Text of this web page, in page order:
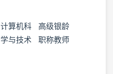
计算机科
学与技术
高级
职称
银龄
教师